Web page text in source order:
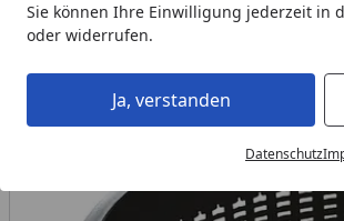
Sie können Ihre Einwilligung jederzeit in
oder widerrufen.
Ja, verstanden
Datenschutz